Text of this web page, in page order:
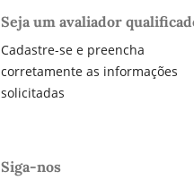
Seja um avaliador
Cadastre-se e preencha
corretamente as informações
solicitadas
Siga-nos